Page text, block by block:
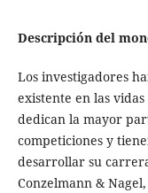
Descripción del
Los investigadores
existente en las
dedican la mayor
competiciones y
desarrollar su
Conzelmann &